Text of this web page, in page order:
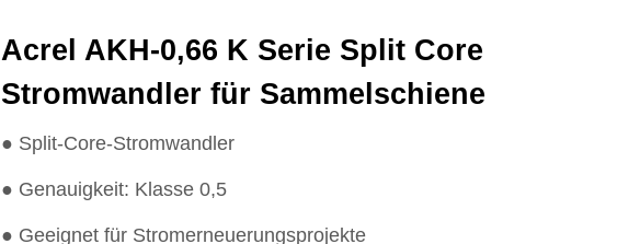
Acrel AKH-0,66 K Serie Split Core
Stromwandler für Sammelschiene